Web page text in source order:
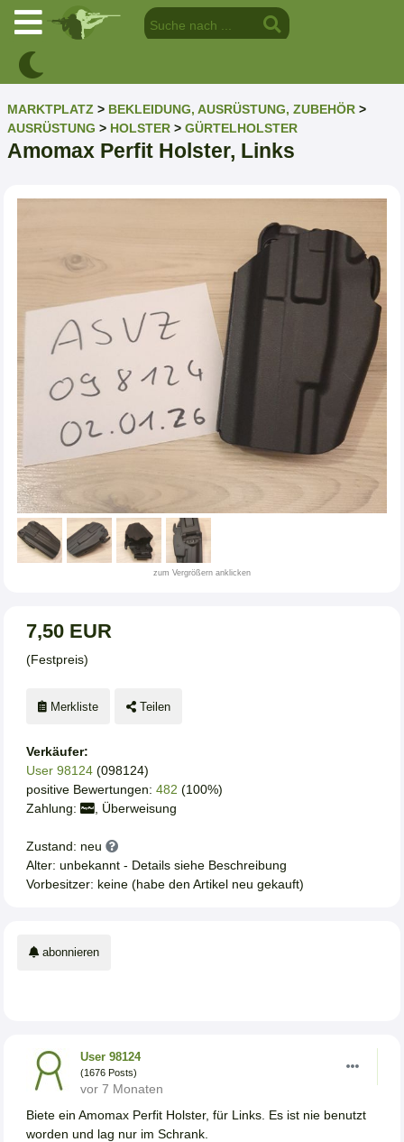
MARKTPLATZ > BEKLEIDUNG, AUSRÜSTUNG, ZUBEHÖR >
AUSRÜSTUNG > HOLSTER > GÜRTELHOLSTER
Amomax Perfit Holster, Links
zum Vergrößern anklicken
7,50 EUR
(Festpreis)
Merkliste Teilen
Verkäufer:
User 98124 (098124)
positive Bewertungen: 482 (100%)
Zahlung:
, Überweisung
Zustand: neu
Alter: unbekannt - Details siehe Beschreibung
Vorbesitzer: keine (habe den Artikel neu gekauft)
abonnieren
User 98124
(1676 Posts)
vor 7 Monaten
Biete ein Amomax Perfit Holster, für Links. Es ist nie benutzt
worden und lag nur im Schrank.